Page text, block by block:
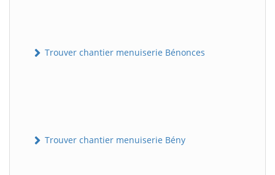
Trouver chantier menuiserie Bénonces
Trouver chantier menuiserie Bény